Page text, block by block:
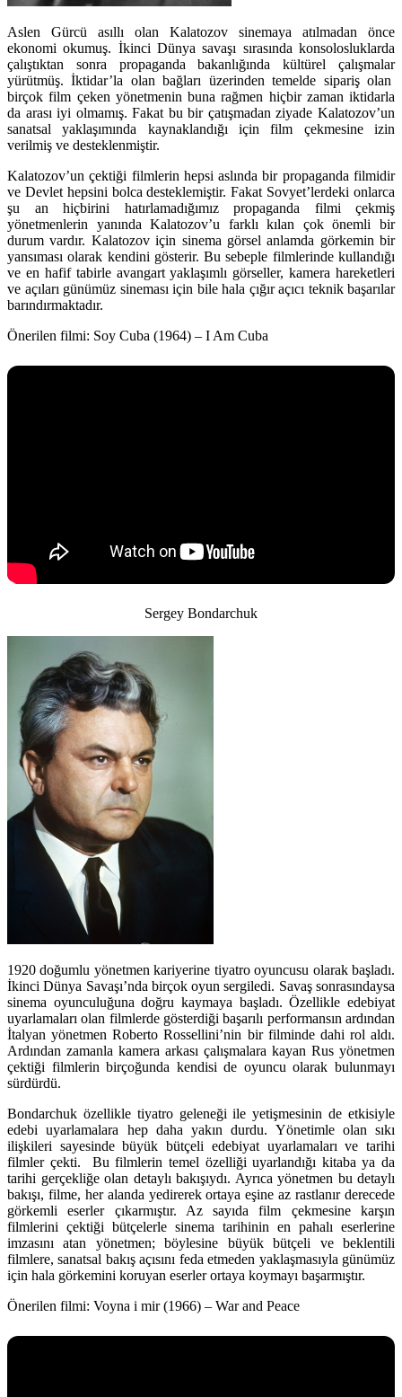
Aslen Gürcü asıllı olan Kalatozov sinemaya atılmadan önce
ekonomi okumuş. İkinci Dünya savaşı sırasında konsolosluklarda
çalıştıktan sonra propaganda bakanlığında kültürel çalışmalar
yürütmüş. İktidar’la olan bağları üzerinden temelde sipariş olan
birçok film çeken yönetmenin buna rağmen hiçbir zaman iktidarla
da arası iyi olmamış. Fakat bu bir çatışmadan ziyade Kalatozov’un
sanatsal yaklaşımında kaynaklandığı için film çekmesine izin
verilmiş ve desteklenmiştir.
Kalatozov’un çektiği filmlerin hepsi aslında bir propaganda filmidir
ve Devlet hepsini bolca desteklemiştir. Fakat Sovyet’lerdeki onlarca
şu an hiçbirini hatırlamadığımız propaganda filmi çekmiş
yönetmenlerin yanında Kalatozov’u farklı kılan çok önemli bir
durum vardır. Kalatozov için sinema görsel anlamda görkemin bir
yansıması olarak kendini gösterir. Bu sebeple filmlerinde kullandığı
ve en hafif tabirle avangart yaklaşımlı görseller, kamera hareketleri
ve açıları günümüz sineması için bile hala çığır açıcı teknik başarılar
barındırmaktadır.
Önerilen filmi: Soy Cuba (1964) – I Am Cuba
Sergey Bondarchuk
1920 doğumlu yönetmen kariyerine tiyatro oyuncusu olarak başladı.
İkinci Dünya Savaşı’nda birçok oyun sergiledi. Savaş sonrasındaysa
sinema oyunculuğuna doğru kaymaya başladı. Özellikle edebiyat
uyarlamaları olan filmlerde gösterdiği başarılı performansın ardından
İtalyan yönetmen Roberto Rossellini’nin bir filminde dahi rol aldı.
Ardından zamanla kamera arkası çalışmalara kayan Rus yönetmen
çektiği filmlerin birçoğunda kendisi de oyuncu olarak bulunmayı
sürdürdü.
Bondarchuk özellikle tiyatro geleneği ile yetişmesinin de etkisiyle
edebi uyarlamalara hep daha yakın durdu. Yönetimle olan sıkı
ilişkileri sayesinde büyük bütçeli edebiyat uyarlamaları ve tarihi
filmler çekti. Bu filmlerin temel özelliği uyarlandığı kitaba ya da
tarihi gerçekliğe olan detaylı bakışıydı. Ayrıca yönetmen bu detaylı
bakışı, filme, her alanda yedirerek ortaya eşine az rastlanır derecede
görkemli eserler çıkarmıştır. Az sayıda film çekmesine karşın
filmlerini çektiği bütçelerle sinema tarihinin en pahalı eserlerine
imzasını atan yönetmen; böylesine büyük bütçeli ve beklentili
filmlere, sanatsal bakış açısını feda etmeden yaklaşmasıyla günümüz
için hala görkemini koruyan eserler ortaya koymayı başarmıştır.
Önerilen filmi: Voyna i mir (1966) – War and Peace